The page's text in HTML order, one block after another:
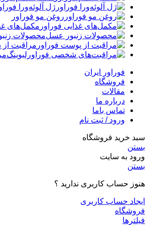
ژل آلوئه‌ورا
روغن مو فوراور
مکمل‌های
محصولات
مراقبت از
فوراور ایران
فروشگاه
مقالات
درباره ما
تماس باما
ورود / ثبت نام
سبد خرید فروشگاه
بستن
ورود به سایت
بستن
هنوز حساب کاربری ندارید ؟
ایجاد حساب کاربری
فروشگاه
فیلترها